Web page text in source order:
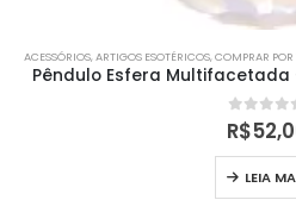
ACESSÓRIOS,ARTIGOS ESOTÉRICOS,COMPRAR
Pêndulo Esfera Multifacetada
0out
R$
LEIA